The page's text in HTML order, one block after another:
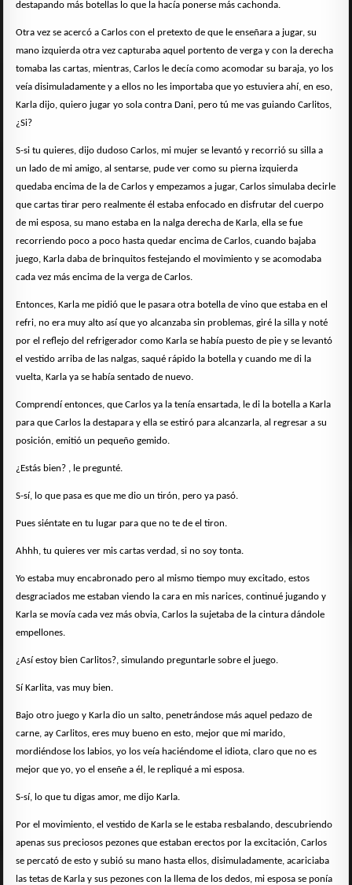
destapando más botellas lo que la hacía ponerse más cachonda.
Otra vez se acercó a Carlos con el pretexto de que le enseñara a jugar, su
mano izquierda otra vez capturaba aquel portento de verga y con la derecha
tomaba las cartas, mientras, Carlos le decía como acomodar su baraja, yo los
veía disimuladamente y a ellos no les importaba que yo estuviera ahí, en eso,
Karla dijo, quiero jugar yo sola contra Dani, pero tú me vas guiando Carlitos,
¿Si?
S-si tu quieres, dijo dudoso Carlos, mi mujer se levantó y recorrió su silla a
un lado de mi amigo, al sentarse, pude ver como su pierna izquierda
quedaba encima de la de Carlos y empezamos a jugar, Carlos simulaba decirle
que cartas tirar pero realmente él estaba enfocado en disfrutar del cuerpo
de mi esposa, su mano estaba en la nalga derecha de Karla, ella se fue
recorriendo poco a poco hasta quedar encima de Carlos, cuando bajaba
juego, Karla daba de brinquitos festejando el movimiento y se acomodaba
cada vez más encima de la verga de Carlos.
Entonces, Karla me pidió que le pasara otra botella de vino que estaba en el
refri, no era muy alto así que yo alcanzaba sin problemas, giré la silla y noté
por el reflejo del refrigerador como Karla se había puesto de pie y se levantó
el vestido arriba de las nalgas, saqué rápido la botella y cuando me di la
vuelta, Karla ya se había sentado de nuevo.
Comprendí entonces, que Carlos ya la tenía ensartada, le di la botella a Karla
para que Carlos la destapara y ella se estiró para alcanzarla, al regresar a su
posición, emitió un pequeño gemido.
¿Estás bien? , le pregunté.
S-sí, lo que pasa es que me dio un tirón, pero ya pasó.
Pues siéntate en tu lugar para que no te de el tiron.
Ahhh, tu quieres ver mis cartas verdad, si no soy tonta.
Yo estaba muy encabronado pero al mismo tiempo muy excitado, estos
desgraciados me estaban viendo la cara en mis narices, continué jugando y
Karla se movía cada vez más obvia, Carlos la sujetaba de la cintura dándole
empellones.
¿Así estoy bien Carlitos?, simulando preguntarle sobre el juego.
Sí Karlita, vas muy bien.
Bajo otro juego y Karla dio un salto, penetrándose más aquel pedazo de
carne, ay Carlitos, eres muy bueno en esto, mejor que mi marido,
mordiéndose los labios, yo los veía haciéndome el idiota, claro que no es
mejor que yo, yo el enseñe a él, le repliqué a mi esposa.
S-sí, lo que tu digas amor, me dijo Karla.
Por el movimiento, el vestido de Karla se le estaba resbalando, descubriendo
apenas sus preciosos pezones que estaban erectos por la excitación, Carlos
se percató de esto y subió su mano hasta ellos, disimuladamente, acariciaba
las tetas de Karla y sus pezones con la llema de los dedos, mi esposa se ponía